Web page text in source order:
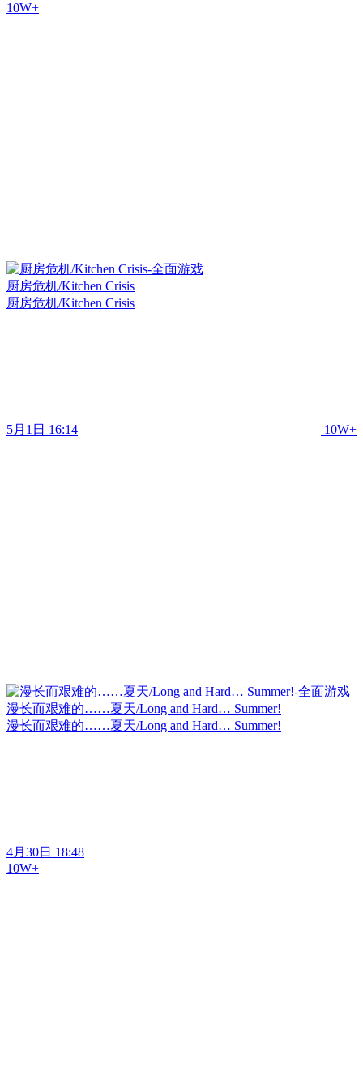
10W+
厨房危机/Kitchen Crisis
厨房危机/Kitchen Crisis
5月1日 16:14 10W+
漫长而艰难的……夏天/Long and Hard… Summer!
漫长而艰难的……夏天/Long and Hard… Summer!
4月30日 18:48
10W+